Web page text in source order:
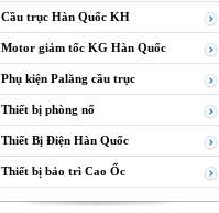
Cầu trục Hàn Quốc KH
Motor giảm tốc KG Hàn Quốc
Phụ kiện Palăng cầu trục
Thiết bị phòng nổ
Thiết Bị Điện Hàn Quốc
Thiết bị bảo trì Cao Ốc